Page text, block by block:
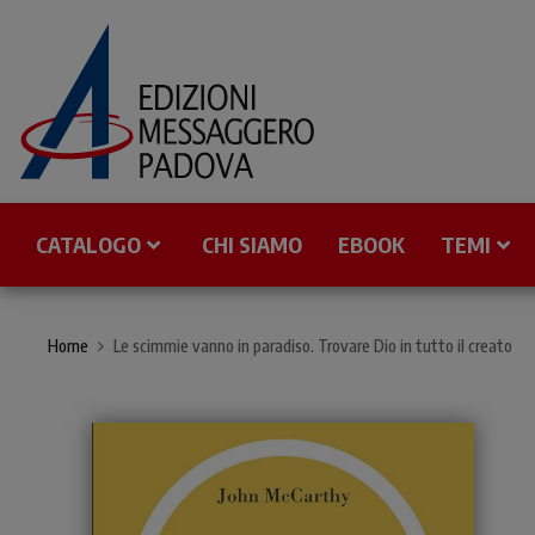
CATALOGO CHI SIAMO EBOOK TEMI
Home Le scimmie vanno in paradiso. Trovare Dio in tutto il creato